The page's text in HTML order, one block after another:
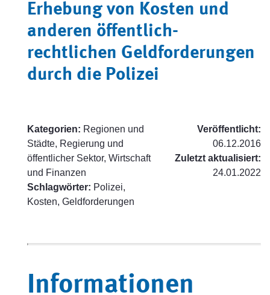
Erhebung von Kosten und
anderen öffentlich-
rechtlichen Geldforderungen
durch die Polizei
Kategorien: Regionen und
Städte, Regierung und
öffentlicher Sektor, Wirtschaft
und Finanzen
Schlagwörter: Polizei,
Kosten, Geldforderungen
Veröffentlicht:
06.12.2016
Zuletzt aktualisiert:
24.01.2022
Informationen